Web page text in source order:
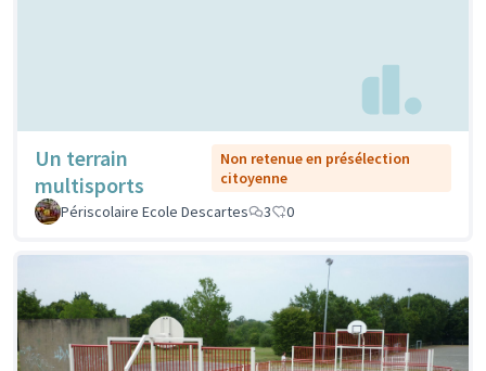
Un terrain
multisports
Non retenue en présélection
citoyenne
Périscolaire Ecole Descartes
3 0